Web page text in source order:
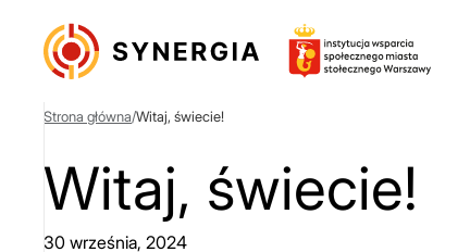
Strona główna/Witaj, świecie!
Witaj, świecie!
30 września, 2024